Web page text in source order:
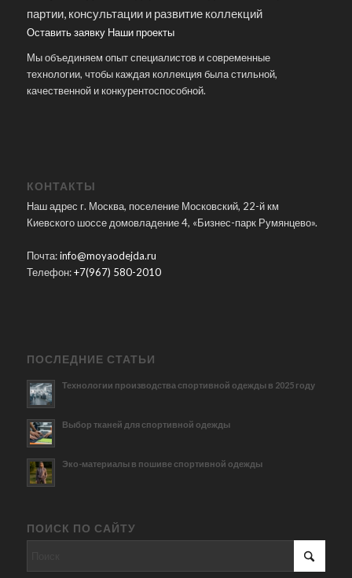
партии, консультации и развитие коллекций
Оставить заявку Наши проекты
Мы объединяем опыт специалистов и современные
технологии, чтобы каждая коллекция была стильной,
качественной и конкурентоспособной.
КОНТАКТЫ
Наш адрес г. Москва, поселение Московский, 22-й км
Киевского шоссе домовладение 4, «Бизнес-парк Румянцево».
Почта:info@moyaodejda.ru
Телефон:+7(967) 580-2010
ПОСЛЕДНИЕ СТАТЬИ
Технологии производства спортивной одежды в 2025 году
Выбор тканей для спортивной одежды
Эко-материалы в пошиве спортивной одежды
ПОИСК ПО САЙТУ